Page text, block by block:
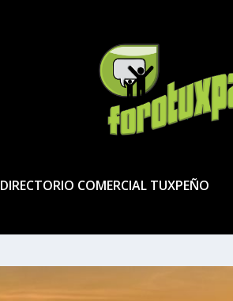
DIRECTORIO COMERCIAL TUXPEÑO